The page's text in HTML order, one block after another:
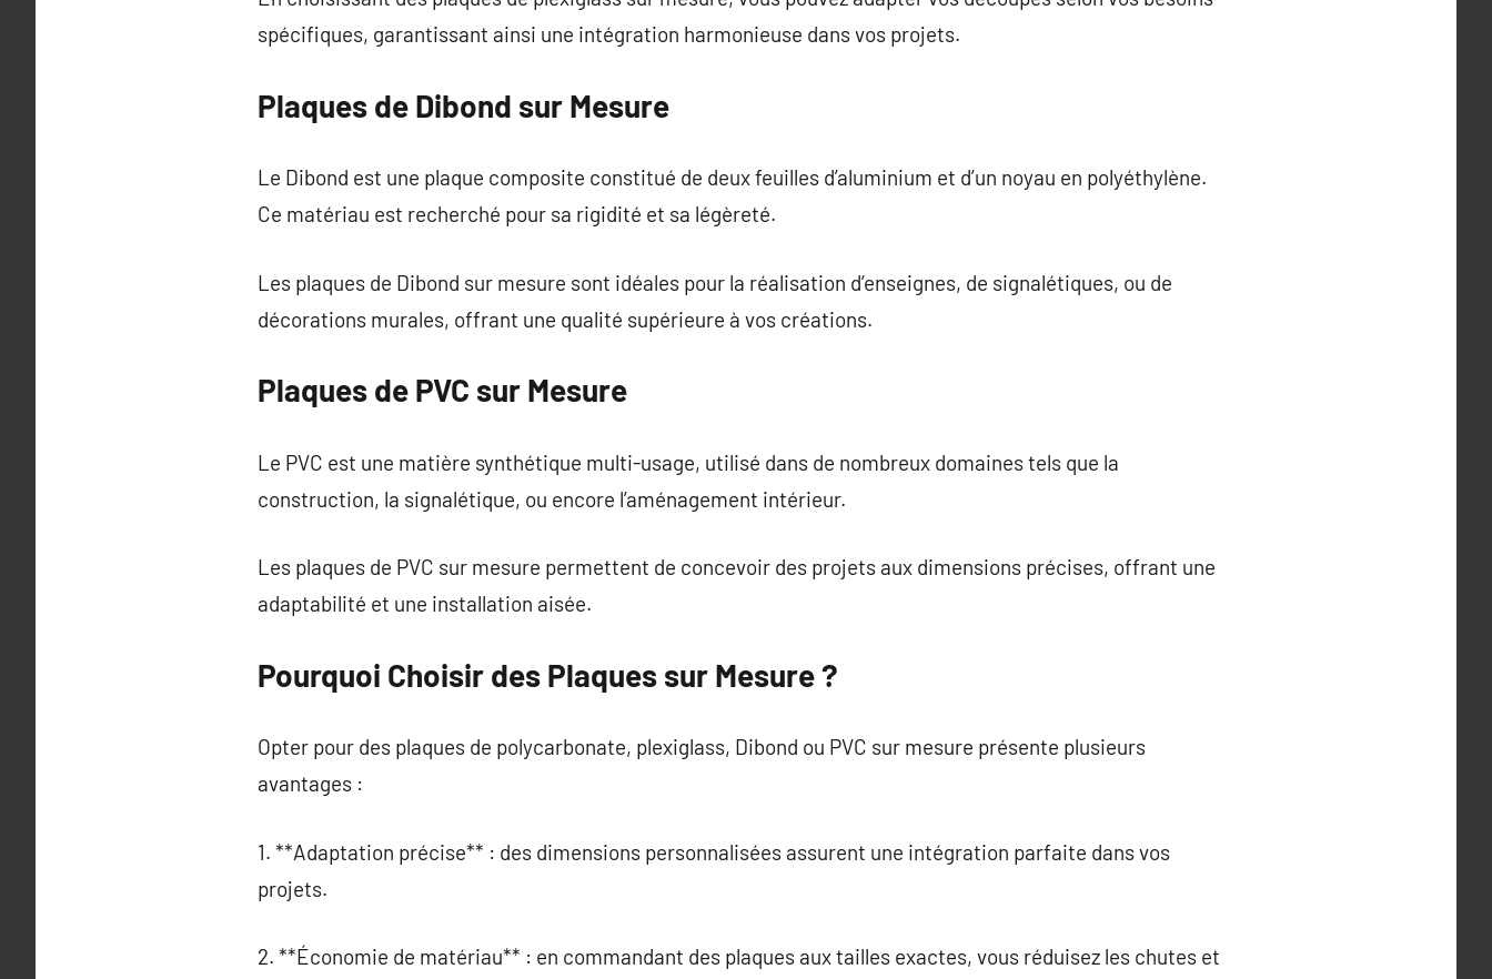
spécifiques, garantissant ainsi une intégration harmonieuse dans vos projets.
Plaques de Dibond sur Mesure
Le Dibond est une plaque composite constitué de deux feuilles d’aluminium et d’un noyau en polyéthylène.
Ce matériau est recherché pour sa rigidité et sa légèreté.
Les plaques de Dibond sur mesure sont idéales pour la réalisation d’enseignes, de signalétiques, ou de
décorations murales, offrant une qualité supérieure à vos créations.
Plaques de PVC sur Mesure
Le PVC est une matière synthétique multi-usage, utilisé dans de nombreux domaines tels que la
construction, la signalétique, ou encore l’aménagement intérieur.
Les plaques de PVC sur mesure permettent de concevoir des projets aux dimensions précises, offrant une
adaptabilité et une installation aisée.
Pourquoi Choisir des Plaques sur Mesure ?
Opter pour des plaques de polycarbonate, plexiglass, Dibond ou PVC sur mesure présente plusieurs
avantages :
1. **Adaptation précise** : des dimensions personnalisées assurent une intégration parfaite dans vos
projets.
2. **Économie de matériau** : en commandant des plaques aux tailles exactes, vous réduisez les chutes et